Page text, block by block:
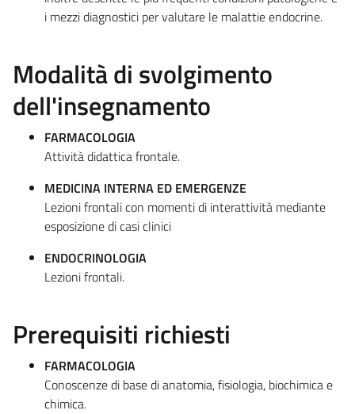
i mezzi diagnostici per valutare le malattie endocrine.
Modalità di svolgimento
dell'insegnamento
FARMACOLOGIA
Attività didattica frontale.
MEDICINA INTERNA ED EMERGENZE
Lezioni frontali con momenti di interattività mediante
esposizione di casi clinici
ENDOCRINOLOGIA
Lezioni frontali.
Prerequisiti richiesti
FARMACOLOGIA
Conoscenze di base di anatomia, fisiologia, biochimica e
chimica.